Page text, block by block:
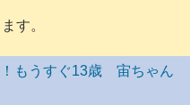
ます。
！もうすぐ13歳 宙ちゃん